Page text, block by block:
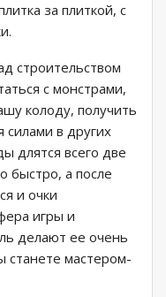
за плиткой, с
строительством
с монстрами,
колоду, получить
в других
длятся всего две
быстро, а после
и очки
игры и
делают ее очень
мастером-